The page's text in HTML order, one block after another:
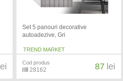
lei
Set 5 panouri decorative
autoadezive, Gri
TREND MARKET
Cod produs
28162 87 lei